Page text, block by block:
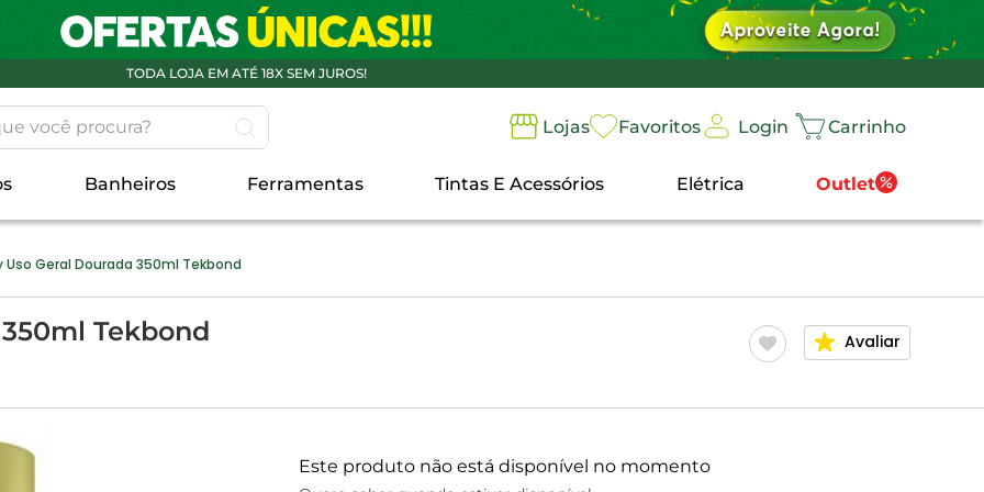
TODA LOJA EM ATÉ 18X SEM JUROS!
você procura?
Lojas Favoritos Login Carrinho
Banheiros Ferramentas Tintas E Acessórios Elétrica Outlet
Uso Geral Dourada 350ml Tekbond
Tekbond Avaliar
Este produto não está disponível no momento